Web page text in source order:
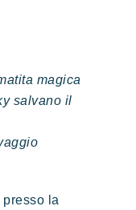
magica
salvano il
presso la